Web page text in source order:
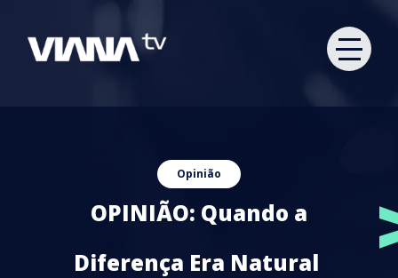
Opinião
OPINIÃO: Quando a
Diferença Era Natural